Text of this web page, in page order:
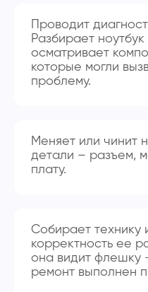
Проводит
Разбирает ноутбук
осматривает
которые могли
проблему.
Меняет или чинит
детали – разъем,
плату.
Собирает технику
корректность ее
она видит флешку
ремонт выполнен